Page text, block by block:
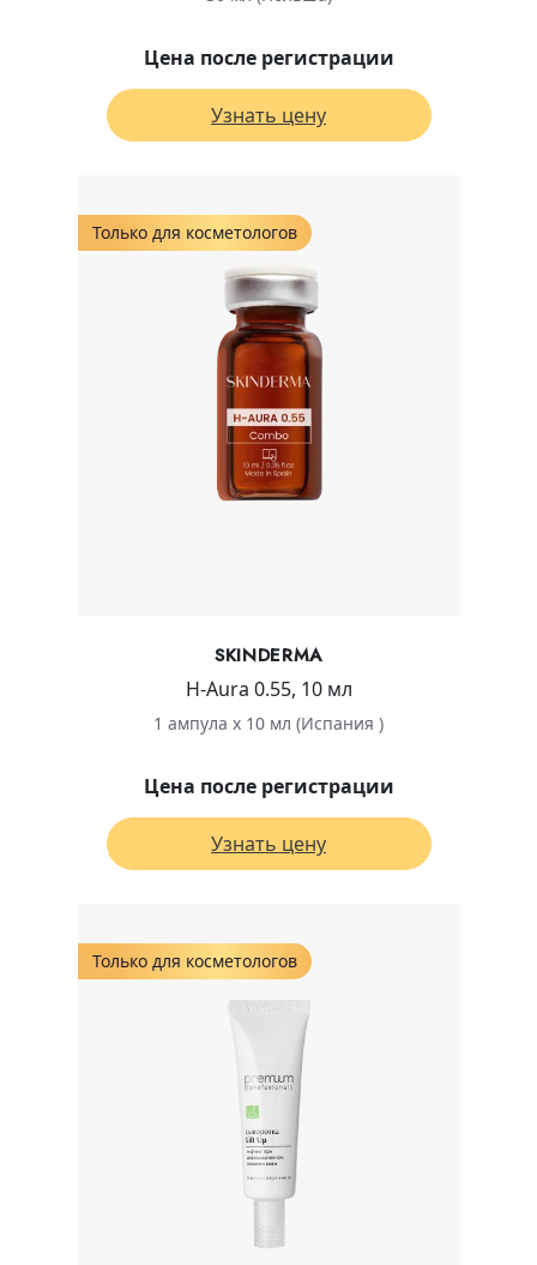
Цена после регистрации
Узнать цену
Только для косметологов
SKINDERMA
H-Aura 0.55, 10 мл
1 ампула х 10 мл (Испания )
Цена после регистрации
Узнать цену
Только для косметологов